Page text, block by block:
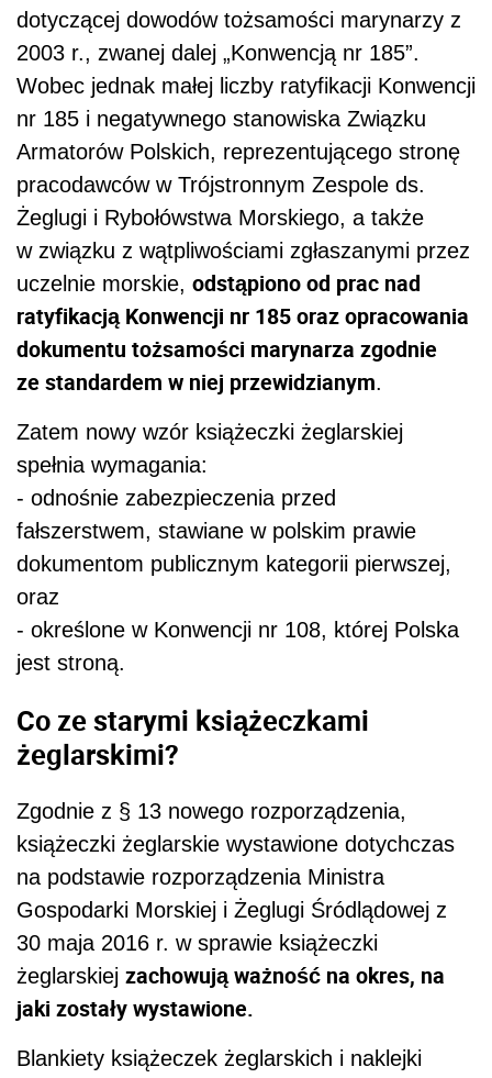
dotyczącej dowodów tożsamości marynarzy z
2003 r., zwanej dalej „Konwencją nr 185”.
Wobec jednak małej liczby ratyfikacji Konwencji
nr 185 i negatywnego stanowiska Związku
Armatorów Polskich, reprezentującego stronę
pracodawców w Trójstronnym Zespole ds.
Żeglugi i Rybołówstwa Morskiego, a także
w związku z wątpliwościami zgłaszanymi przez
uczelnie morskie, odstąpiono od prac nad
ratyfikacją Konwencji nr 185 oraz opracowania
dokumentu tożsamości marynarza zgodnie
ze standardem w niej przewidzianym.
Zatem nowy wzór książeczki żeglarskiej
spełnia wymagania:
- odnośnie zabezpieczenia przed
fałszerstwem, stawiane w polskim prawie
dokumentom publicznym kategorii pierwszej,
oraz
- określone w Konwencji nr 108, której Polska
jest stroną.
Co ze starymi książeczkami
żeglarskimi?
Zgodnie z § 13 nowego rozporządzenia,
książeczki żeglarskie wystawione dotychczas
na podstawie rozporządzenia Ministra
Gospodarki Morskiej i Żeglugi Śródlądowej z
30 maja 2016 r. w sprawie książeczki
żeglarskiej zachowują ważność na okres, na
jaki zostały wystawione.
Blankiety książeczek żeglarskich i naklejki